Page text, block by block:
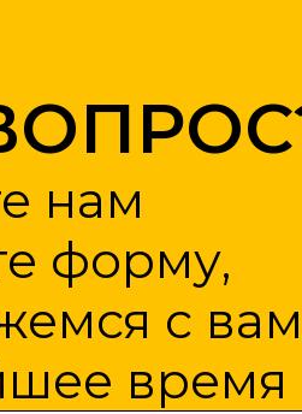
нам
форму,
с
время